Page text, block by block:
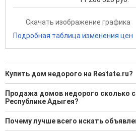
Скачать изображение графика
Подробная таблица изменения цен
Купить дом недорого на Restate.ru?
11 актуальных и проверенных
Воспользуйтесь нашим поиском по
Продажа домов недорого сколько
Республике Адыгея?
Средняя площадь: 100.0 кв.м.
Почему лучше всего искать